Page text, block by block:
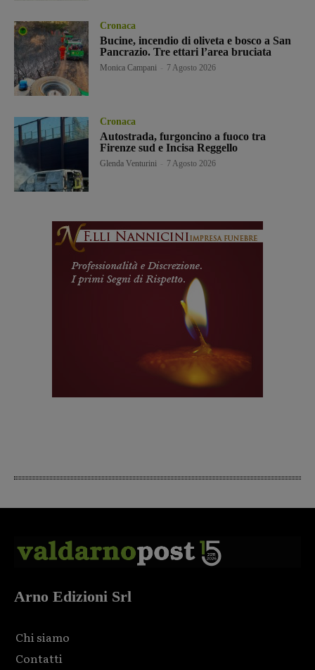
Cronaca
Bucine, incendio di oliveta e bosco a San
Pancrazio. Tre ettari l’area bruciata
Monica Campani 7 Agosto 2026
Cronaca
Autostrada, furgoncino a fuoco tra
Firenze sud e Incisa Reggello
Glenda Venturini 7 Agosto 2026
Arno Edizioni Srl
Chi siamo
Contatti